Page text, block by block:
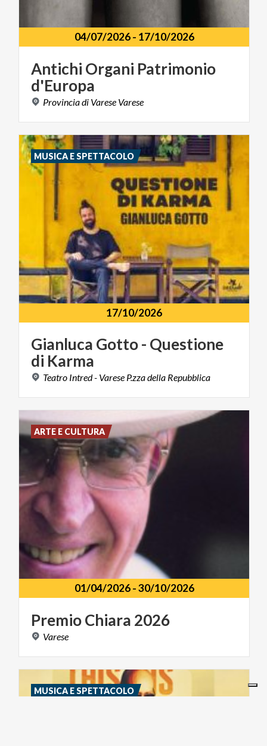
04/07/2026- 17/10/2026
Antichi Organi Patrimonio
d'Europa
Provinciadi Varese Varese
17/10/2026
Gianluca Gotto- Questione
di Karma
Teatro Intred- Varese P.zzadella Repubblica
MUSICA E SPETTACOLO
01/04/2026-30/10/2026
PremioChiara 2026
Varese
ARTE E CULTURA
MUSICA E SPETTACOLO